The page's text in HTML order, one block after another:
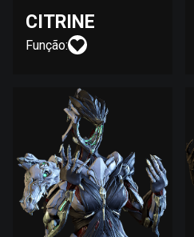
CITRINE
Função: